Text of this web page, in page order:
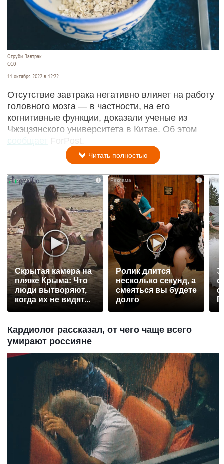
Отруби. Завтрак.
CC0
11 октября 2022 в 12:22
Отсутствие завтрака негативно влияет на работу
головного мозга — в частности, на его
когнитивные функции, доказали ученые из
Чжэцзянского университета в Китае. Об этом
сообщает
ForPost.
Читать полностью
i
Скрытая камера на
пляже Крыма: Что
люди вытворяют,
когда их не видят...
Ролик длится
несколько секунд, а
смеяться вы будете
долго
Кардиолог рассказал, от чего чаще всего
умирают россияне